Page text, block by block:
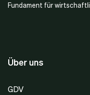
Fundament für
Über uns
GDV